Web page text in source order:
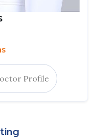
Profile